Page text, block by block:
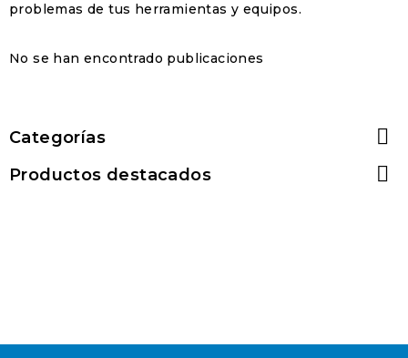
problemas de tus herramientas y equipos.
No se han encontrado publicaciones
Categorías 
Productos destacados 